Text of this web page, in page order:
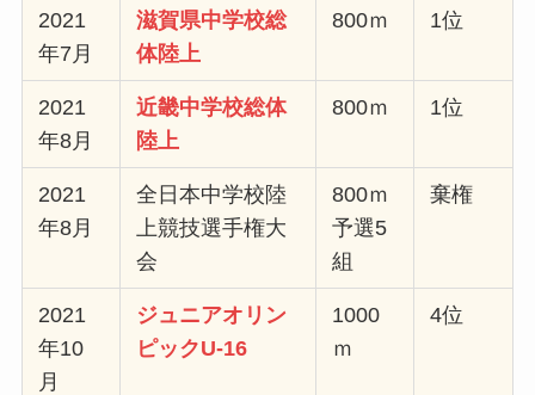
2021
年7月
滋賀県中学校総
体陸上
800ｍ 1位
2021
年8月
近畿中学校総体
陸上
800ｍ 1位
2021
年8月
全日本中学校陸
上競技選手権大
会
800ｍ
予選5
組
棄権
2021
年10
月
ジュニアオリン
ピックU-16
1000
ｍ
4位